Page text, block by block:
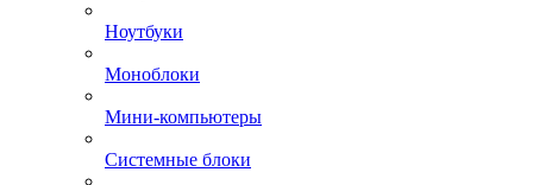
Ноутбуки
Моноблоки
Мини-компьютеры
Системные блоки